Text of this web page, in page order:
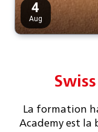
La formation
Academy est la